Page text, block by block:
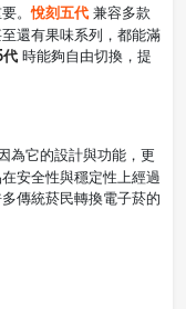
。悅刻五代 兼容多款
還有果味系列，都能滿
時能夠自由切換，提
為它的設計與功能，更
安全性與穩定性上經過
傳統菸民轉換電子菸的